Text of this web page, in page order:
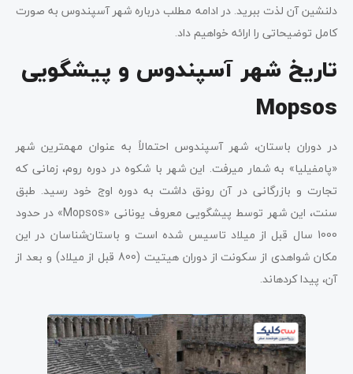
دلنشین آن لذت ببرید. در ادامه مطلب درباره شهر آسپندوس به صورت
کامل توضیحاتی را ارائه خواهیم داد.
تاریخ شهر آسپندوس و پیشگویی
Mopsos
در دوران باستان، شهر آسپندوس احتمالاً به عنوان مهم­ترین شهر
«پامفیلیا» به شمار می­رفت. این شهر با شکوه در دوره روم، زمانی که
تجارت و بازرگانی در آن رونق داشت به دوره اوج خود رسید. طبق
سنت، این شهر توسط پیشگویی معروف یونانی «Mopsos» در حدود
1000 سال قبل از میلاد تاسیس شده است و باستان‌شناسان در این
مکان شواهدی از سکونت از دوران هیتیت (800 قبل از میلاد) و بعد از
آن، پیدا کرده­اند.